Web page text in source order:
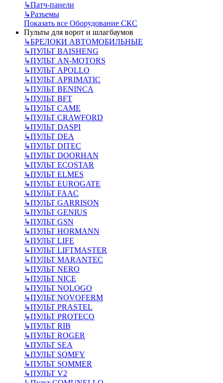
↳Патч-панели
↳Разъемы
Показать все Оборудование СКС
Пульты для ворот и шлагбаумов
↳БРЕЛОКИ АВТОМОБИЛЬНЫЕ
↳ПУЛЬТ BAISHENG
↳ПУЛЬТ AN-MOTORS
↳ПУЛЬТ APOLLO
↳ПУЛЬТ APRIMATIC
↳ПУЛЬТ BENINCA
↳ПУЛЬТ BFT
↳ПУЛЬТ CAME
↳ПУЛЬТ CRAWFORD
↳ПУЛЬТ DASPI
↳ПУЛЬТ DEA
↳ПУЛЬТ DITEC
↳ПУЛЬТ DOORHAN
↳ПУЛЬТ ECOSTAR
↳ПУЛЬТ ELMES
↳ПУЛЬТ EUROGATE
↳ПУЛЬТ FAAC
↳ПУЛЬТ GARRISON
↳ПУЛЬТ GENIUS
↳ПУЛЬТ GSN
↳ПУЛЬТ HORMANN
↳ПУЛЬТ LIFE
↳ПУЛЬТ LIFTMASTER
↳ПУЛЬТ MARANTEC
↳ПУЛЬТ NERO
↳ПУЛЬТ NICE
↳ПУЛЬТ NOLOGO
↳ПУЛЬТ NOVOFERM
↳ПУЛЬТ PRASTEL
↳ПУЛЬТ PROTECO
↳ПУЛЬТ RIB
↳ПУЛЬТ ROGER
↳ПУЛЬТ SEA
↳ПУЛЬТ SOMFY
↳ПУЛЬТ SOMMER
↳ПУЛЬТ V2